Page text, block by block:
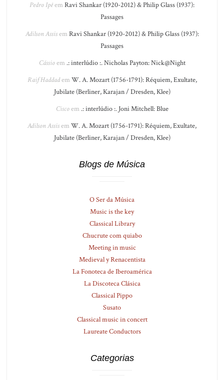
Pedro Ipêem Ravi Shankar (1920-2012) & Philip Glass (1937):
Passages
Adilson Assisem Ravi Shankar (1920-2012) & Philip Glass (1937):
Passages
Cássioem .: interlúdio :. Nicholas Payton: Nick@Night
Raif Haddadem W. A. Mozart (1756-1791): Réquiem, Exultate,
Jubilate (Berliner, Karajan / Dresden, Klee)
Ciscoem .: interlúdio :. Joni Mitchell: Blue
Adilson Assisem W. A. Mozart (1756-1791): Réquiem, Exultate,
Jubilate (Berliner, Karajan / Dresden, Klee)
Blogs de Música
O Ser da Música
Music is the key
Classical Library
Chucrute com quiabo
Meeting in music
Medieval y Renacentista
La Fonoteca de Iberoamérica
La Discoteca Clásica
Classical Pippo
Susato
Classical music in concert
Laureate Conductors
Categorias